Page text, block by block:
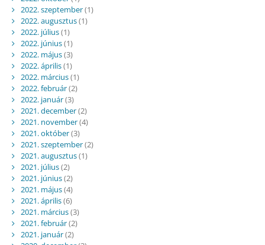
2022. szeptember(1)
2022. augusztus(1)
2022. július(1)
2022. június(1)
2022. május(3)
2022. április(1)
2022. március(1)
2022. február(2)
2022. január(3)
2021. december(2)
2021. november(4)
2021. október(3)
2021. szeptember(2)
2021. augusztus(1)
2021. július(2)
2021. június(2)
2021. május(4)
2021. április(6)
2021. március(3)
2021. február(2)
2021. január(2)